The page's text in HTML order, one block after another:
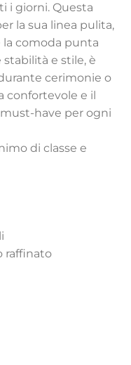
i giorni. Questa
la sua linea pulita,
la comoda punta
e stile, è
cerimonie o
confortevole e il
have per ogni
di classe e
raffinato